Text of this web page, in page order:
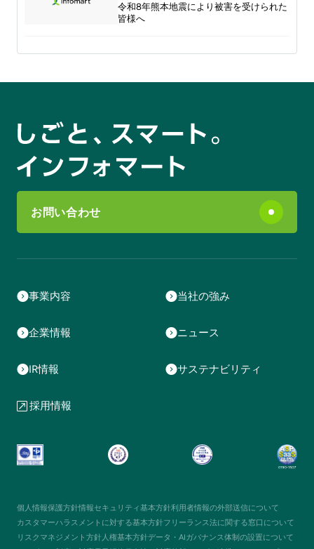
令和8年熊本地震により被害を受けられた
皆様へ
お問い合わせ
事業内容 当社の強み
企業情報 ニュース
IR情報 サステナビリティ
採用情報
個人情報保護方針情報セキュリティ基本方針利用者情報の外部送信について
カスタマーハラスメントに対する基本方針フリーランス法に関する窓口について
リスクマネジメント方針人権基本方針データ・AIガバナンス体制の設置について